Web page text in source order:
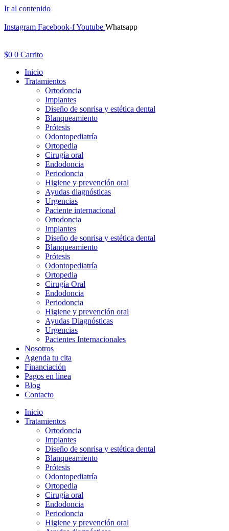
Ir al contenido
Instagram Facebook-fYoutube Whatsapp
$0 0 Carrito
Inicio
Tratamientos
Ortodoncia
Implantes
Diseño de sonrisa y estética dental
Blanqueamiento
Prótesis
Odontopediatría
Ortopedia
Cirugía oral
Endodoncia
Periodoncia
Higiene y prevención oral
Ayudas diagnósticas
Urgencias
Paciente internacional
Ortodoncia
Implantes
Diseño de sonrisa y estética dental
Blanqueamiento
Prótesis
Odontopediatría
Ortopedia
Cirugía Oral
Endodoncia
Periodoncia
Higiene y prevención oral
Ayudas Diagnósticas
Urgencias
Pacientes Internacionales
Nosotros
Agenda tu cita
Financiación
Pagos en línea
Blog
Contacto
Inicio
Tratamientos
Ortodoncia
Implantes
Diseño de sonrisa y estética dental
Blanqueamiento
Prótesis
Odontopediatría
Ortopedia
Cirugía oral
Endodoncia
Periodoncia
Higiene y prevención oral